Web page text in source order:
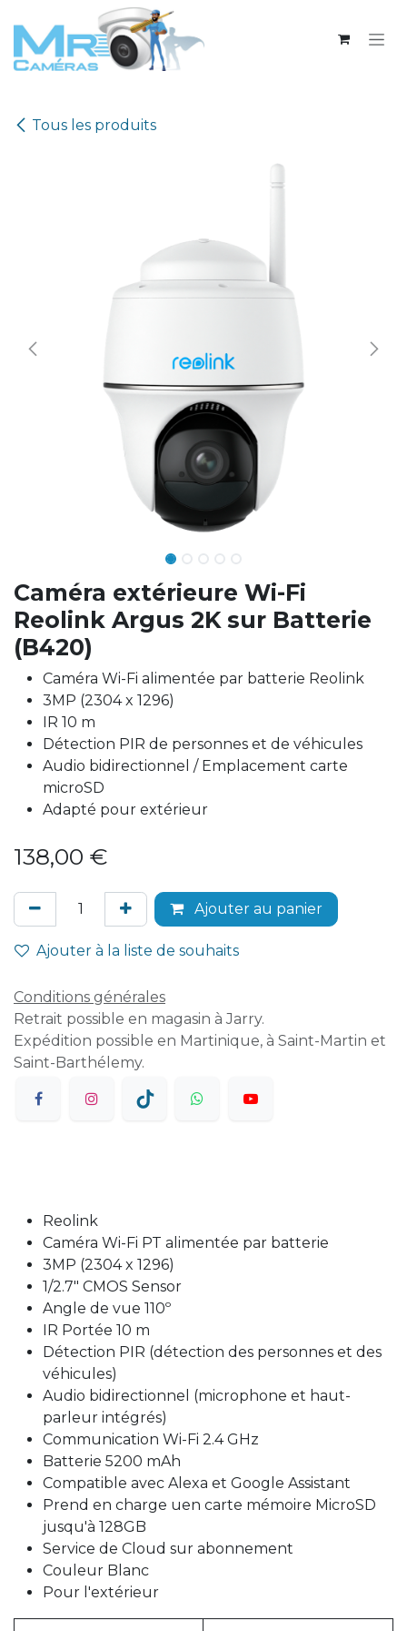
Se rendre au contenu
Tous les produits
Caméra extérieure Wi-Fi
Reolink Argus 2K sur Batterie
(B420)
Caméra Wi-Fi alimentée par batterie Reolink
3MP (2304 x 1296)
IR 10 m
Détection PIR de personnes et de véhicules
Audio bidirectionnel / Emplacement carte
microSD
Adapté pour extérieur
138,00 €
Ajouter au panier
Ajouter à la liste de souhaits
Conditions générales
Retrait possible en magasin à Jarry.
Expédition possible en Martinique, à Saint-Martin et
Saint-Barthélemy.
Reolink
Caméra Wi-Fi PT alimentée par batterie
3MP (2304 x 1296)
1/2.7" CMOS Sensor
Angle de vue 110º
IR Portée 10 m
Détection PIR (détection des personnes et des
véhicules)
Audio bidirectionnel (microphone et haut-
parleur intégrés)
Communication Wi-Fi 2.4 GHz
Batterie 5200 mAh
Compatible avec Alexa et Google Assistant
Prend en charge uen carte mémoire MicroSD
jusqu'à 128GB
Service de Cloud sur abonnement
Couleur Blanc
Pour l'extérieur